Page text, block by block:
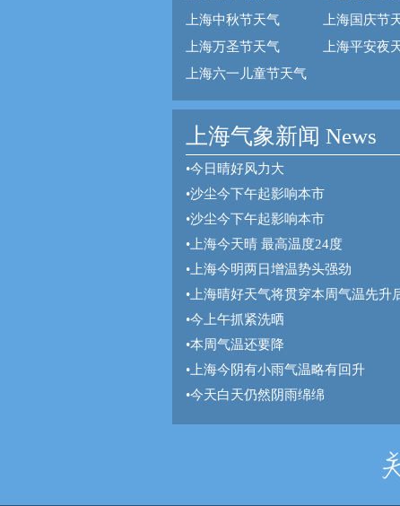
上海中秋节天气
上海国庆节
上海万圣节天气
上海平安夜
上海六一儿童节天气
上海气象新闻 News
•今日晴好风力大
•沙尘今下午起影响本市
•沙尘今下午起影响本市
• 上海今天晴 最高温度24度
• 上海今明两日增温势头强劲
• 上海晴好天气将贯穿本周气温先升
•今上午抓紧洗晒
•本周气温还要降
• 上海今阴有小雨气温略有回升
•今天白天仍然阴雨绵绵